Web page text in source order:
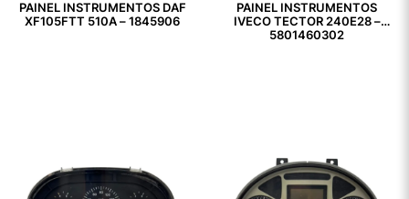
PAINEL INSTRUMENTOS DAF
XF105FTT 510A – 1845906
PAINEL INSTRUMENTOS
IVECO TECTOR 240E28 –
5801460302